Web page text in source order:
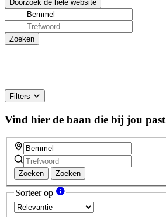
Filters
Vind hier de baan die bij jou past
Zoeken Zoeken
Sorteer op